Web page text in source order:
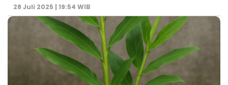
28 Juli 2025 | 19:54 WIB